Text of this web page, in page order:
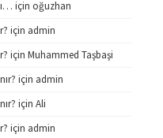
için oğuzhan
için admin
için Muhammed Taşbaşi
için admin
için Ali
için admin